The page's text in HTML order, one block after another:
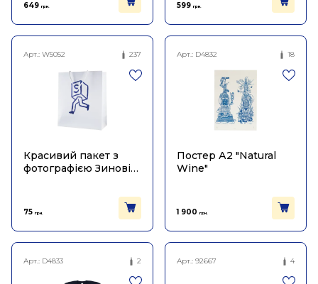
649 грн. 599 грн.
Арт.: W5052 237
Красивий пакет з
фотографією Зиновія
75 грн.
Арт.: D4832 18
Постер А2 "Natural
Wine"
1 900 грн.
Арт.: D4833 2 Арт.: 92667 4